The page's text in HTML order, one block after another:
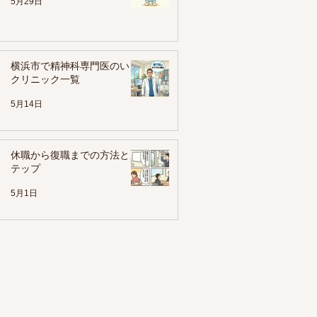
横浜市で精神科専門医のいる
クリニック一覧
5月14日
休職から復職までの方法とス
テップ
5月1日